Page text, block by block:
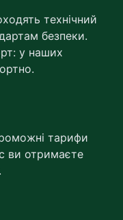
технічний
безпеки.
у наших
тарифи
ви отримаєте